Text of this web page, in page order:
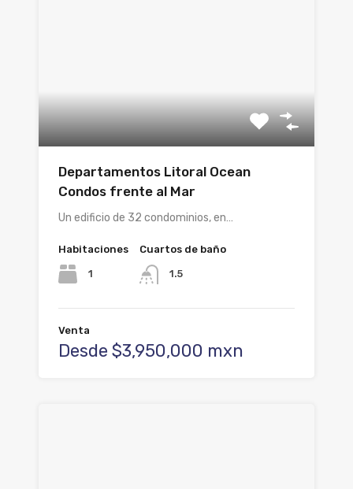
Departamentos Litoral Ocean
Condos frente al Mar
Un edificio de 32 condominios, en…
Habitaciones
1
Cuartos de baño
1.5
Venta
Desde $3,950,000 mxn